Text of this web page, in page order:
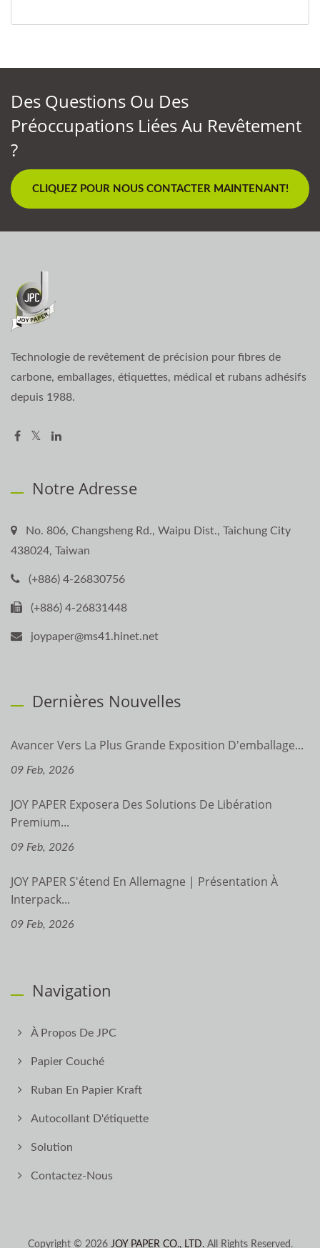
Des Questions Ou Des
Préoccupations Liées Au Revêtement
?
CLIQUEZ POUR NOUS CONTACTER MAINTENANT!
Technologie de revêtement de précision pour fibres de
carbone, emballages, étiquettes, médical et rubans adhésifs
depuis 1988.
Notre Adresse
No. 806, Changsheng Rd., Waipu Dist., Taichung City
438024, Taiwan
(+886) 4-26830756
(+886) 4-26831448
joypaper@ms41.hinet.net
Dernières Nouvelles
Avancer Vers La Plus Grande Exposition D'emballage...
09 Feb, 2026
JOY PAPER Exposera Des Solutions De Libération
Premium...
09 Feb, 2026
JOY PAPER S'étend En Allemagne | Présentation À
Interpack...
09 Feb, 2026
Navigation
À Propos De JPC
Papier Couché
Ruban En Papier Kraft
Autocollant D'étiquette
Solution
Contactez-Nous
Copyright © 2026 JOY PAPER CO., LTD.All Rights Reserved.